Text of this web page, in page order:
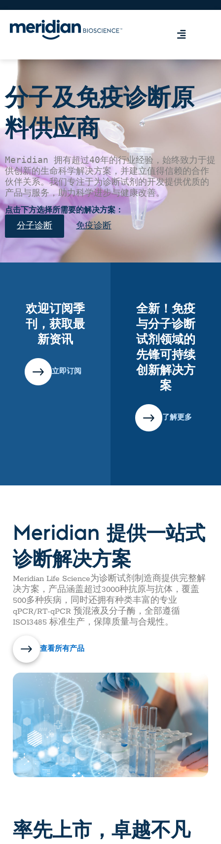
分子及免疫诊断原
料供应商
Meridian 拥有超过40年的行业经验，始终致力于提
供创新的生命科学解决方案，并建立值得信赖的合作
伙伴关系。我们专注于为诊断试剂的开发提供优质的
产品与服务，助力科学进步与健康改善。
点击下方选择所需要的解决方案：
分子诊断 免疫诊断
欢迎订阅季
刊，获取最
新资讯
立即订阅
全新！免疫
与分子诊断
试剂领域的
先锋可持续
创新解决方
案
了解更多
Meridian 提供一站式
诊断解决方案
Meridian Life Science为诊断试剂制造商提供完整解
决方案，产品涵盖超过3000种抗原与抗体，覆盖
500多种疾病，同时还拥有种类丰富的专业
qPCR/RT-qPCR 预混液及分子酶，全部遵循
ISO13485 标准生产，保障质量与合规性。
查看所有产品
率先上市，卓越不凡